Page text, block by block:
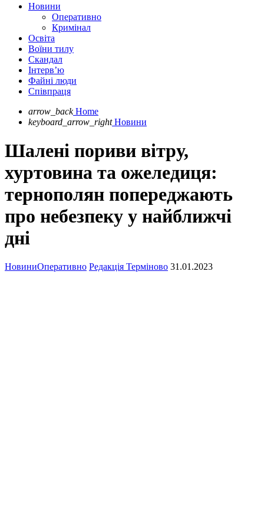
Новини
Оперативно
Кримінал
Освіта
Воїни тилу
Скандал
Інтерв’ю
Файні люди
Співпраця
arrow_back Home
keyboard_arrow_right Новини
Шалені пориви вітру,
хуртовина та ожеледиця:
тернополян попереджають
про небезпеку у найближчі
дні
НовиниОперативно Редакція Терміново 31.01.2023